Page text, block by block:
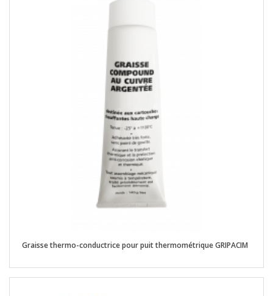
Graisse thermo-conductrice pour puit thermométrique GRIPACIM